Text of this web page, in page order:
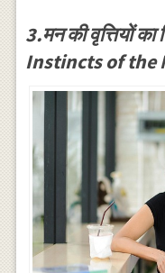
3.मन की वृत्तियों
Instincts of the